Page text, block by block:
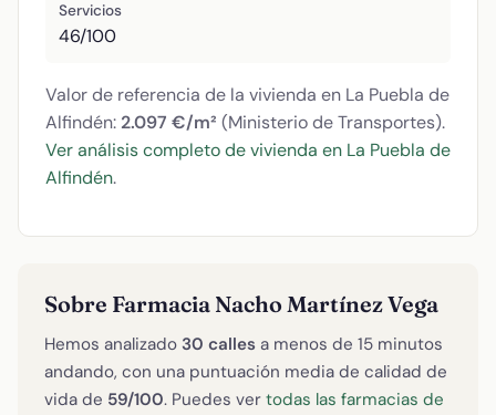
Servicios
46/100
Valor de referencia de la vivienda en La Puebla de
Alfindén: 2.097 €/m² (Ministerio de Transportes).
Ver análisis completo de vivienda en La Puebla de
Alfindén.
Sobre Farmacia Nacho Martínez Vega
Hemos analizado 30 calles a menos de 15 minutos
andando, con una puntuación media de calidad de
vida de 59/100. Puedes ver todas las farmacias de